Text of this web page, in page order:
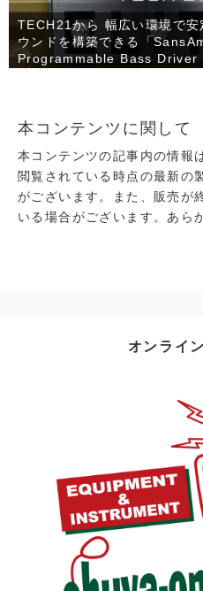
TECH21から 幅広い環境で安
ウンドを構築できる「
Programmable Bass Driver
本コンテンツに関して
本コンテンツの記事内の情報
閲覧されている時点の最新の
がございます。また、販売が
いる場合がございます。あら
オンライ